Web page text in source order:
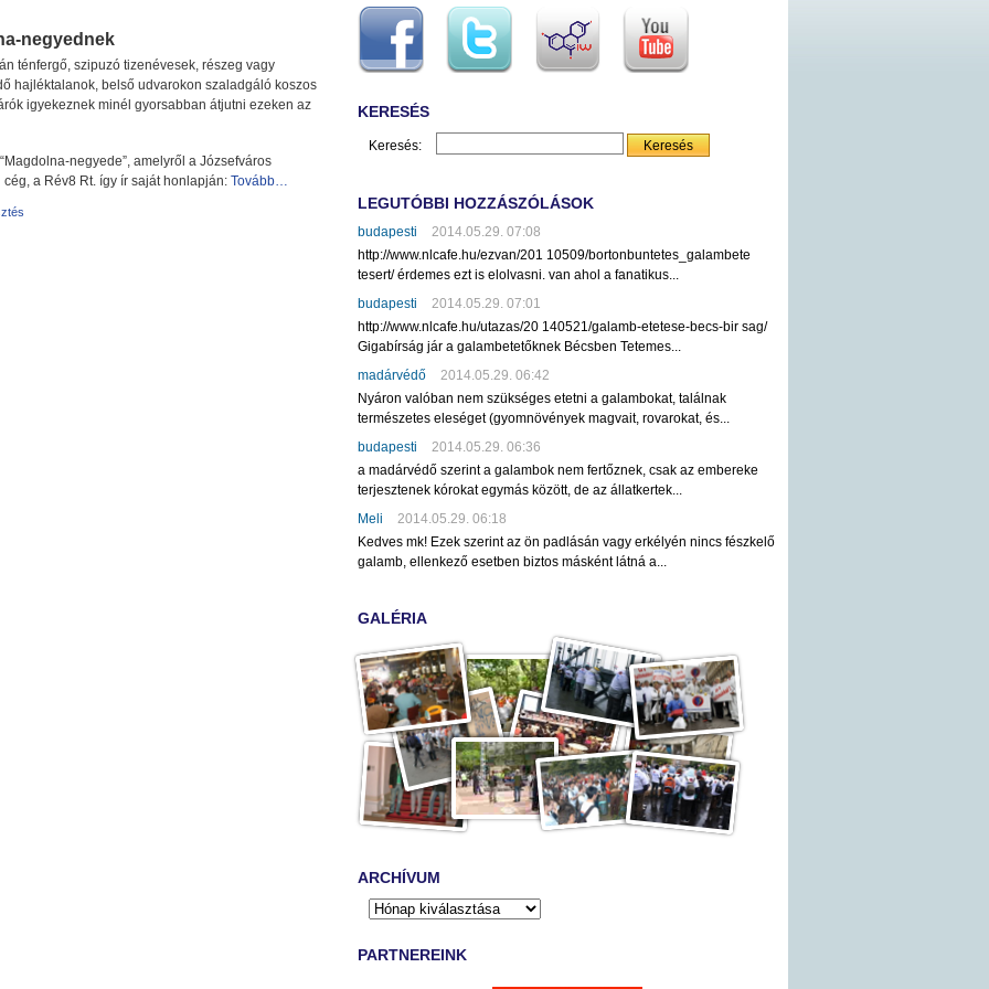
negyednek
ténfergő, szipuzó tizenévesek, részeg vagy
hajléktalanok, belső udvarokon szaladgáló koszos
igyekeznek minél gyorsabban átjutni ezeken az
negyede”, amelyről a Józsefváros
a Rév8 Rt. így ír saját honlapján: Tovább…
KERESÉS
Keresés:
LEGUTÓBBI HOZZÁSZÓLÁSOK
budapesti
2014.05.29. 07:08
http://www.nlcafe.hu/ezvan/201 10509/bortonbuntetes_galambete
tesert/ érdemes ezt is elolvasni. van ahol a fanatikus...
budapesti
2014.05.29. 07:01
http://www.nlcafe.hu/utazas/20 140521/galamb-etetese-becs-bir sag/
Gigabírság jár a galambetetőknek Bécsben Tetemes...
madárvédő
2014.05.29. 06:42
Nyáron valóban nem szükséges etetni a galambokat, találnak
természetes eleséget (gyomnövények magvait, rovarokat, és...
budapesti
2014.05.29. 06:36
a madárvédő szerint a galambok nem fertőznek, csak az embereke
terjesztenek kórokat egymás között, de az állatkertek...
Meli
2014.05.29. 06:18
Kedves mk! Ezek szerint az ön padlásán vagy erkélyén nincs fészkelő
galamb, ellenkező esetben biztos másként látná a...
GALÉRIA
ARCHÍVUM
PARTNEREINK